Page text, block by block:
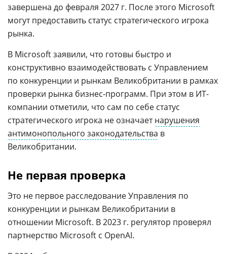
завершена до февраля 2027 г. После этого Microsoft
могут предоставить статус стратегического игрока
рынка.
В Microsoft заявили, что готовы быстро и
конструктивно взаимодействовать с Управлением
по конкуренции и рынкам Великобритании в рамках
проверки рынка бизнес-программ. При этом в ИТ-
компании отметили, что сам по себе статус
стратегического игрока не означаетнарушения
антимонопольного законодательства в
Великобритании.
Не первая проверка
Это не первое расследование Управления по
конкуренции и рынкам Великобритании в
отношении Microsoft. В 2023 г. регулятор проверял
партнерство Microsoft с OpenAI.